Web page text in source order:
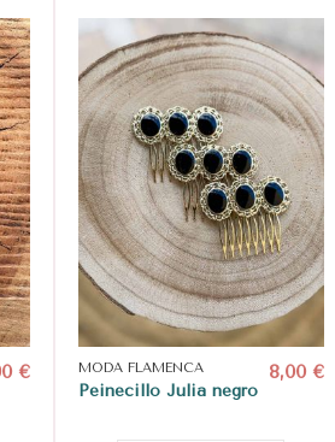
€ MODA FLAMENCA
Peinecillo Julia negro
8,00 €